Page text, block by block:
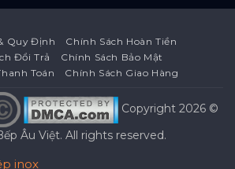
Quy Định
Chính Sách Hoàn Tiền
Đổi Trả
Chính Sách Bảo Mật
Toán
Chính Sách Giao Hàng
Copyright 2026 ©
Âu Việt. All rights reserved.
inox